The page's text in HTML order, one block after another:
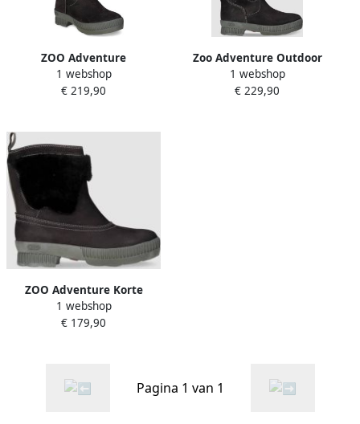
ZOO Adventure
Waterdichte leren dames
laarzen Alette Zwart
1 webshop
€ 219,90
Zoo Adventure Outdoor
laarzen brede schacht
Zwart Alieke
1 webshop
€ 229,90
ZOO Adventure Korte
Outdoor laarzen waterdicht
Zwart leer
1 webshop
€ 179,90
Pagina 1 van 1